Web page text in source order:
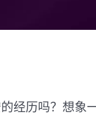
经历吗？想象